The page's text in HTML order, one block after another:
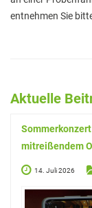
Sekretariat
Formulare
entnehmen Sie
Aktuelle
mitreißendem
14. Juli 2026